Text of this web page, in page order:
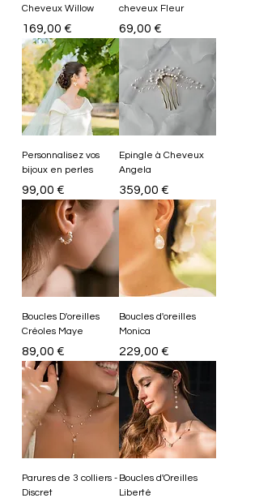
Cheveux Willow
Prix
169,00 €
cheveux Fleur
Prix
69,00 €
Personnalisez vos
bijoux en perles
Prix
99,00 €
Epingle à Cheveux
Angela
Prix
359,00 €
Boucles D'oreilles
Créoles Maye
Prix
89,00 €
Boucles d'oreilles
Monica
Prix
229,00 €
Parures de 3 colliers -
Discret
Boucles d'Oreilles
Liberté